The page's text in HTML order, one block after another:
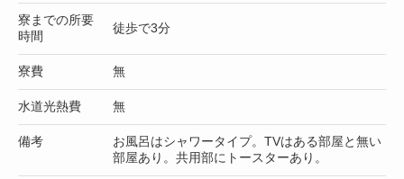
寮までの所要
時間
徒歩で3分
寮費 無
水道光熱費 無
備考
お風呂はシャワータイプ。TVはある部屋と無い
部屋あり。共用部にトースターあり。